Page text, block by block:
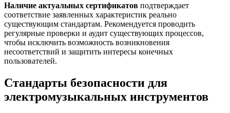
Наличие актуальных сертификатов подтверждает
соответствие заявленных характеристик реально
существующим стандартам. Рекомендуется проводить
регулярные проверки и аудит существующих процессов,
чтобы исключить возможность возникновения
несоответствий и защитить интересы конечных
пользователей.
Стандарты безопасности для
электромузыкальных инструментов